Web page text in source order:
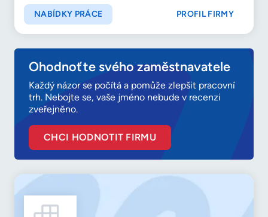
NABÍDKY PRÁCE PROFIL FIRMY
Ohodnoťte svého zaměstnavatele
Každý názor se počítá a pomůže zlepšit pracovní
trh. Nebojte se, vaše jméno nebude v recenzi
zveřejněno.
CHCI HODNOTIT FIRMU